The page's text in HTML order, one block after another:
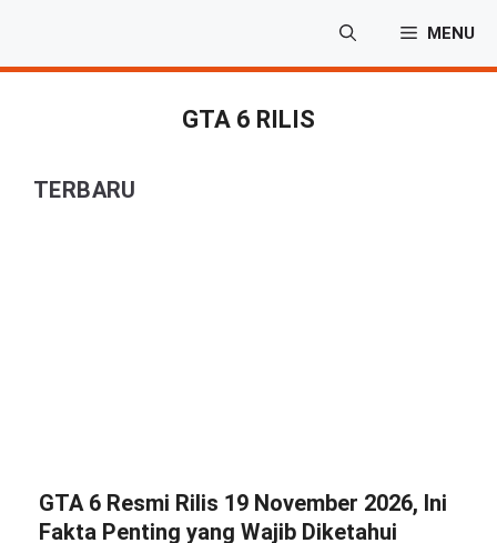
isi
MENU
GTA 6 RILIS
TERBARU
GTA 6 Resmi Rilis 19 November 2026, Ini
Fakta Penting yang Wajib Diketahui